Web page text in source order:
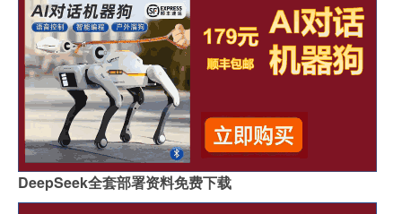
DeepSeek全套部署资料免费下载